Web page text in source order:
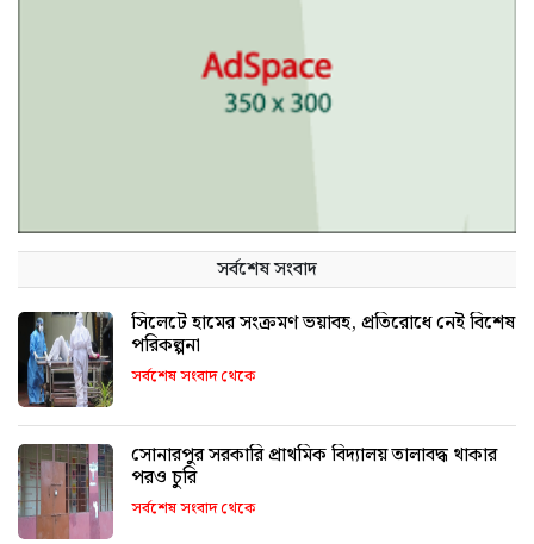
সর্বশেষ সংবাদ
সিলেটে হামের সংক্রমণ ভয়াবহ, প্রতিরোধে নেই বিশেষ
পরিকল্পনা
সর্বশেষ সংবাদ থেকে
সোনারপুর সরকারি প্রাথমিক বিদ্যালয় তালাবদ্ধ থাকার
পরও চুরি
সর্বশেষ সংবাদ থেকে